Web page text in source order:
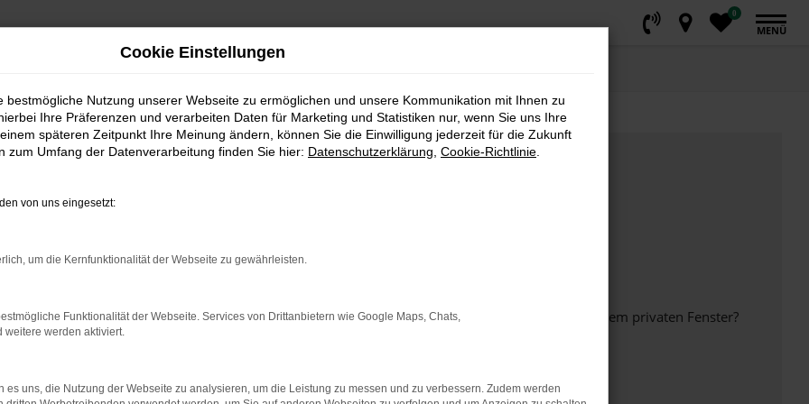
0
MENÜ
bestimmter Seiten verhindern. Funktioniert die Seite in einem anderen Browser oder in einem privaten Fenster?
beheben.
auf dem neuesten Stand sind.
Cookie Einstellungen
bestmögliche Nutzung unserer Webseite zu ermöglichen und unsere Kommunikation mit Ihnen zu
Ihre Präferenzen und verarbeiten Daten für Marketing und Statistiken nur, wenn Sie uns Ihre
späteren Zeitpunkt Ihre Meinung ändern, können Sie die Einwilligung jederzeit für die Zukunft
zum Umfang der Datenverarbeitung finden Sie hier: Datenschutzerklärung Cookie-Richtlinie
von uns eingesetzt:
um die Kernfunktionalität der Webseite zu gewährleisten.
Funktionalität der Webseite. Services von Drittanbietern wie Google Maps, Chats,
weitere werden aktiviert.
es uns, die Nutzung der Webseite zu analysieren, um die Leistung zu messen und zu verbessern. Zudem werden